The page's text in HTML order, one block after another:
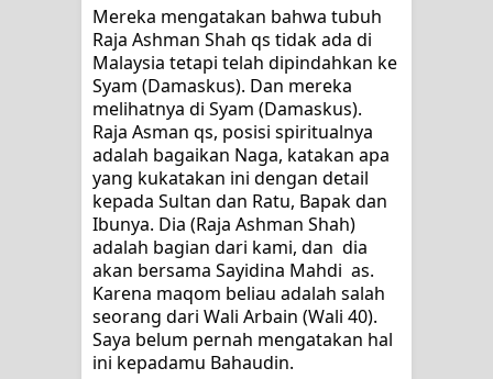
Syahadat… tapi belum benar-benar
menyaksikan.
KISAH WALI SUFI, YANG BACAAN
SURAT AL-FATIHAHNYA TIDAK
FASIH. TAPI SINGA PUN TUNDUK
PADANYA
SHAYKH TAREKAT ATAU TUKANG
SIHIR? JANGAN MUDAH
Mereka mengatakan bahwa tubuh
Raja Ashman Shah qs tidak ada di
Malaysia tetapi telah dipindahkan ke
Syam (Damaskus). Dan mereka
melihatnya di Syam (Damaskus).
Raja Asman qs, posisi spiritualnya
adalah bagaikan Naga, katakan apa
yang kukatakan ini dengan detail
kepada Sultan dan Ratu, Bapak dan
Ibunya. Dia (Raja Ashman Shah)
adalah bagian dari kami, dan  dia
akan bersama Sayidina Mahdi  as.
Karena maqom beliau adalah salah
seorang dari Wali Arbain (Wali 40).
Saya belum pernah mengatakan hal
ini kepadamu Bahaudin.